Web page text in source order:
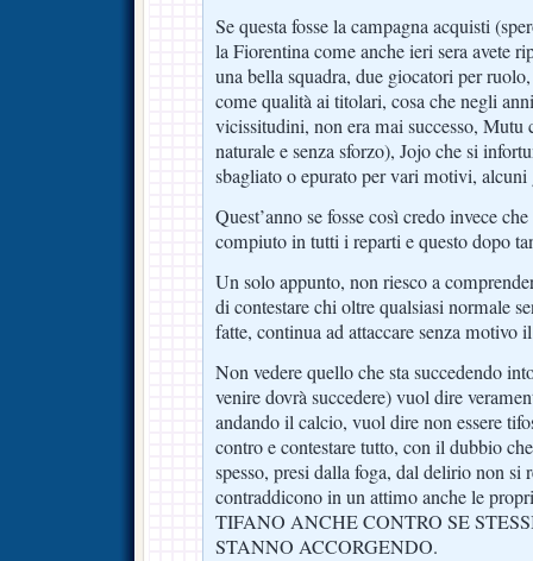
Se questa fosse la campagna acquisti
la Fiorentina come anche ieri sera avete
una bella squadra, due giocatori per
come qualità ai titolari, cosa che negli
vicissitudini, non era mai successo,
naturale e senza sforzo), Jojo che si
sbagliato o epurato per vari motivi,
Quest’anno se fosse così credo invece
compiuto in tutti i reparti e questo dopo
Un solo appunto, non riesco a
di contestare chi oltre qualsiasi normale
fatte, continua ad attaccare senza motivo
Non vedere quello che sta succedendo
venire dovrà succedere) vuol dire
andando il calcio, vuol dire non essere
contro e contestare tutto, con il dubbio
spesso, presi dalla foga, dal delirio non si
contraddicono in un attimo anche le
TIFANO ANCHE CONTRO SE
STANNO ACCORGENDO.